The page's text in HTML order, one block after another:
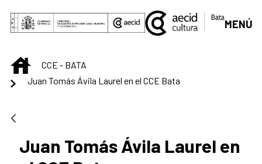
Saltar al contenido principal
MENÚ
INICIOCCE - BATA
Juan Tomás Ávila Laurel en el CCE Bata
Juan Tomás Ávila Laurel en